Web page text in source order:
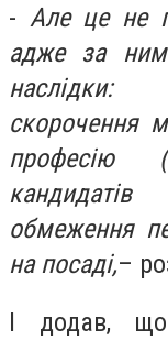
- Але це не
адже за ним
наслідки:
скорочення
професію
обмеження
на посаді,–
І додав,